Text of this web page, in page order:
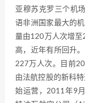
亚穆苏克罗三个机
语非洲国家最大的
量由120万人次增
高，近年有所回升
227万人次。目前
由法航控股的新科
始运营，2011年9